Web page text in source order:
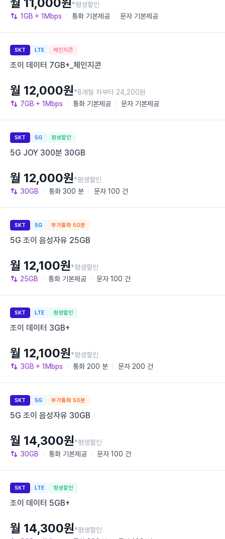
1GB + 1Mbps 통화 기본제공 문자 기본제공
*평생할인
SKT LTE 체인지콘
조이 데이터 7GB+_체인지콘
7GB + 1Mbps 통화 기본제공 문자 기본제공
월 12,000원*8개월 차부터 24,200원
SKT 5G 평생할인
5G JOY 300분 30GB
30GB 통화 300 분 문자 100 건
월 12,000원*평생할인
SKT 5G 부가통화 50분
5G 조이 음성자유 25GB
25GB 통화 기본제공 문자 100 건
월 12,100원*평생할인
SKT LTE 평생할인
조이 데이터 3GB+
3GB + 1Mbps 통화 200 분 문자 200 건
월 12,100원*평생할인
SKT 5G 부가통화 50분
5G 조이 음성자유 30GB
30GB 통화 기본제공 문자 100 건
월 14,300원*평생할인
SKT LTE 평생할인
조이 데이터 5GB+
월 14,300원*평생할인